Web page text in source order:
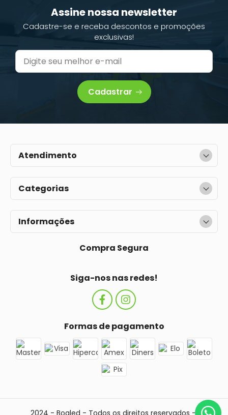
Assine nossa newsletter
Cadastre-se e receba descontos e promoções
exclusivas!
Cadastrar
Categorias
Informações
Compra Segura
Atendimento
Siga-nos nas redes!
Formas de pagamento
2024 - Boaled - Todos os direitos reservados -